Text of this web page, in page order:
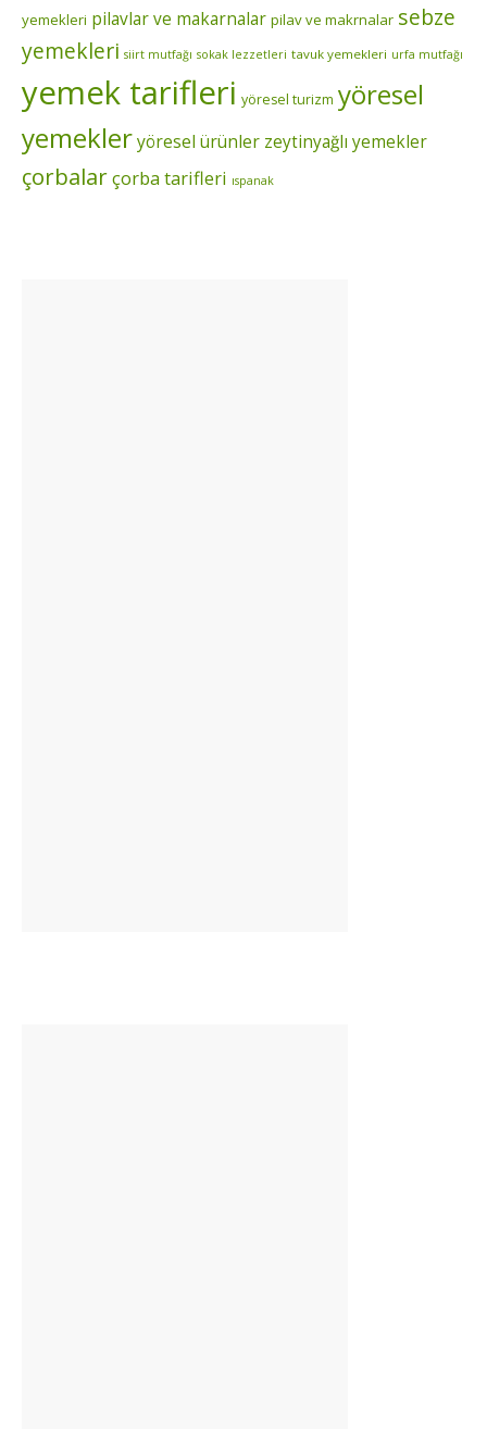
yemekleri pilavlar ve makarnalar pilav ve makrnalar sebze
yemekleri siirt mutfağı sokak lezzetleri tavuk yemekleri urfa mutfağı
yemek tarifleri yöresel turizm yöresel
yemekleryöresel ürünler zeytinyağlı yemekler
çorbalarçorba tarifleri ıspanak